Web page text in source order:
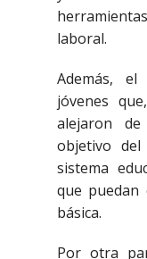
laboral.
Además,
jóvenes
alejaron
objetivo del
sistema
que puedan
básica.
Por otra